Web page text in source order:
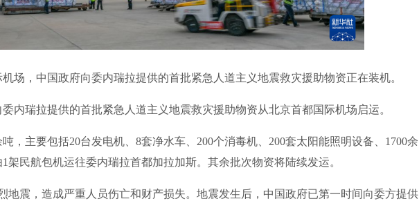
，中国政府向委内瑞拉提供的首批紧急人道主义地震救灾援助物资正在装机。
瑞拉提供的首批紧急人道主义地震救灾援助物资从北京首都国际机场启运。
主要包括20台发电机、8套净水车、200个消毒机、200套太阳能照明设备、1700余
架民航包机运往委内瑞拉首都加拉加斯。其余批次物资将陆续发运。
震，造成严重人员伤亡和财产损失。地震发生后，中国政府已第一时间向委方提供